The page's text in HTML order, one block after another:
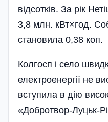
відсотків. За рік
3,8 млн. кВт×год.
становила 0,38 коп.
Колгосп і село
електроенергії не
вступила в дію
«Добротвор-Луцьк-